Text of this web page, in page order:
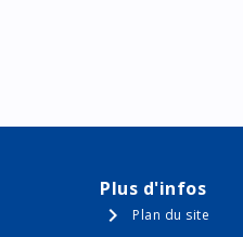
Plus d'infos
Plan du site